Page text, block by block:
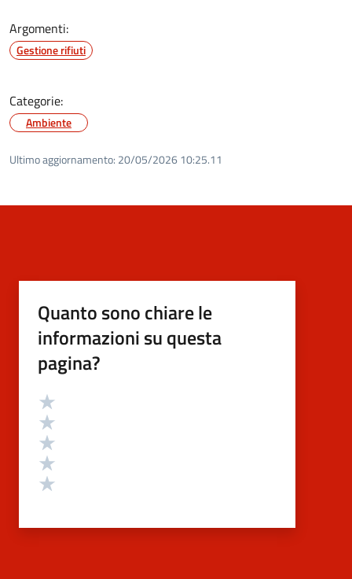
Argomenti:
Gestione rifiuti
Categorie:
Ambiente
Ultimo aggiornamento: 20/05/2026 10:25.11
Quanto sono chiare le
informazioni su questa
pagina?
Valutazione